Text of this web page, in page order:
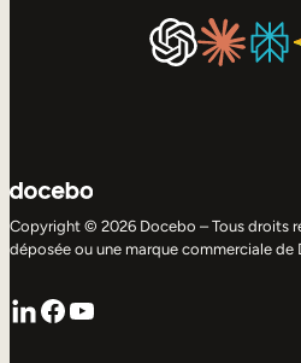
Copyright © 2026 Docebo – Tous droits
déposée ou une marque commerciale de
LinkedIn
Facebook
YouTube